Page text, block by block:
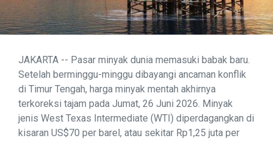
JAKARTA -- Pasar minyak dunia memasuki babak baru.
Setelah berminggu-minggu dibayangi ancaman konflik
di Timur Tengah, harga minyak mentah akhirnya
terkoreksi tajam pada Jumat, 26 Juni 2026. Minyak
jenis West Texas Intermediate (WTI) diperdagangkan di
kisaran US$70 per barel, atau sekitar Rp1,25 juta per